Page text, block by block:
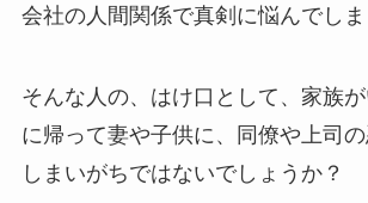
会社の人間関係で真剣に悩んでしま
そんな人の、はけ口として、家族
に帰って妻や子供に、同僚や上司
しまいがちではないでしょうか？